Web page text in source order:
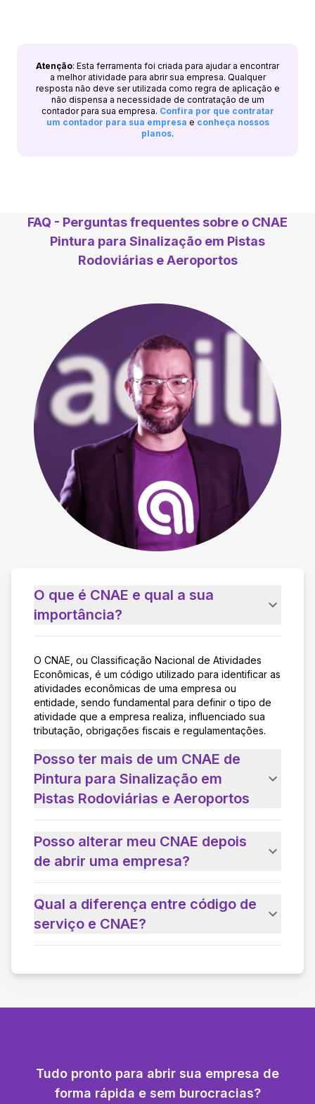
Atenção: Esta ferramenta foi criada para ajudar a encontrar
a melhor atividade para abrir sua empresa. Qualquer
resposta não deve ser utilizada como regra de aplicação e
não dispensa a necessidade de contratação de um
contador para sua empresa. Confira por que contratar
um contador para sua empresa e conheça nossos
planos.
FAQ - Perguntas frequentes sobre o CNAE
Pintura para Sinalização em Pistas
Rodoviárias e Aeroportos
O que é CNAE e qual a sua
importância?
O CNAE, ou Classificação Nacional de Atividades
Econômicas, é um código utilizado para identificar as
atividades econômicas de uma empresa ou
entidade, sendo fundamental para definir o tipo de
atividade que a empresa realiza, influenciado sua
tributação, obrigações fiscais e regulamentações.
Posso ter mais de um CNAE de
Pintura para Sinalização em
Pistas Rodoviárias e Aeroportos
Posso alterar meu CNAE depois
de abrir uma empresa?
Qual a diferença entre código de
serviço e CNAE?
Tudo pronto para abrir sua empresa de
forma rápida e sem burocracias?